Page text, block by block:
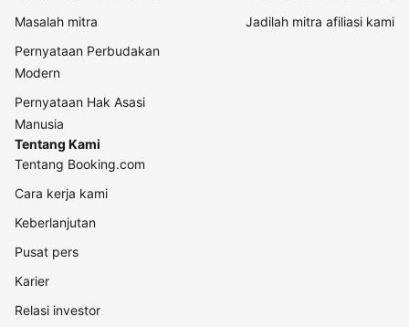
Masalah mitra
Pernyataan Perbudakan
Modern
Pernyataan Hak Asasi
Manusia
Jadilah mitra afiliasi kami
Tentang Kami
Tentang Booking.com
Cara kerja kami
Keberlanjutan
Pusat pers
Karier
Relasi investor